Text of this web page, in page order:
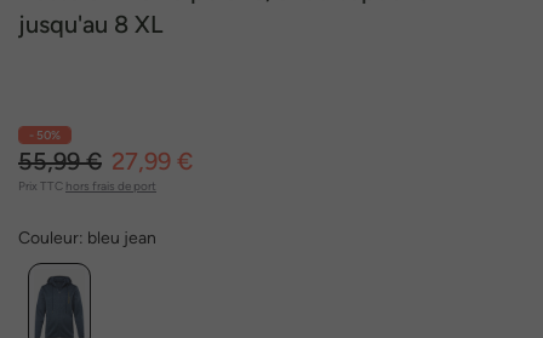
jusqu'au 8 XL
- 50%
55,99 € 27,99 €
Prix TTC hors frais de port
Couleur: bleu jean